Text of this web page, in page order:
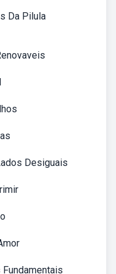
Da Pilula
Desiguais